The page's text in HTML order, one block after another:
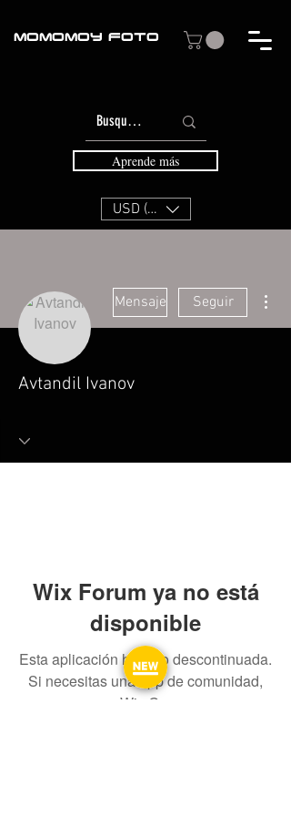
MOMOMOY FOTO
USD ($)
Aprende más
Mensaje Seguir
Avtandil Ivanov
Wix Forum ya no está
disponible
Esta aplicación ha sido descontinuada.
Si necesitas una app de comunidad,
usa Wix Groups.